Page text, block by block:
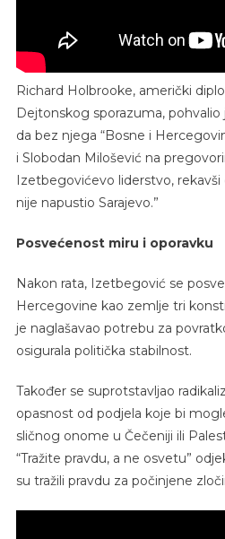
Richard Holbrooke, američki
Dejtonskog sporazuma,
da bez njega “Bosne i
i Slobodan Milošević na
Izetbegovićevo liderstvo, rekavši
nije napustio Sarajevo.”
Posvećenost miru i oporavku
Nakon rata, Izetbegović se
Hercegovine kao zemlje tri
je naglašavao potrebu za
osigurala politička stabilnost.
Također se suprotstavljao
opasnost od podjela koje bi
sličnog onome u Čečeniji ili
“Tražite pravdu, a ne osvetu”
su tražili pravdu za počinjene